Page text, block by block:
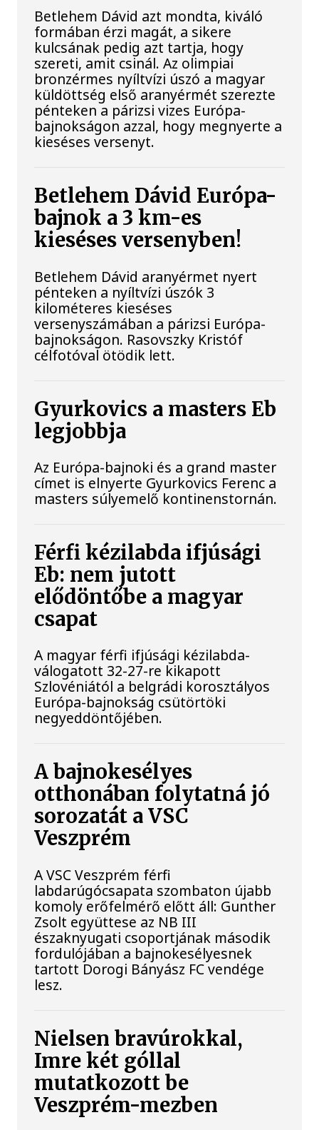
Betlehem Dávid azt mondta, kiváló
formában érzi magát, a sikere
kulcsának pedig azt tartja, hogy
szereti, amit csinál. Az olimpiai
bronzérmes nyíltvízi úszó a magyar
küldöttség első aranyérmét szerezte
pénteken a párizsi vizes Európa-
bajnokságon azzal, hogy megnyerte a
kieséses versenyt.
Betlehem Dávid Európa-
bajnok a 3 km-es
kieséses versenyben!
Betlehem Dávid aranyérmet nyert
pénteken a nyíltvízi úszók 3
kilométeres kieséses
versenyszámában a párizsi Európa-
bajnokságon. Rasovszky Kristóf
célfotóval ötödik lett.
Gyurkovics a masters Eb
legjobbja
Az Európa-bajnoki és a grand master
címet is elnyerte Gyurkovics Ferenc a
masters súlyemelő kontinenstornán.
Férfi kézilabda ifjúsági
Eb: nem jutott
elődöntőbe a magyar
csapat
A magyar férfi ifjúsági kézilabda-
válogatott 32-27-re kikapott
Szlovéniától a belgrádi korosztályos
Európa-bajnokság csütörtöki
negyeddöntőjében.
A bajnokesélyes
otthonában folytatná jó
sorozatát a VSC
Veszprém
A VSC Veszprém férfi
labdarúgócsapata szombaton újabb
komoly erőfelmérő előtt áll: Gunther
Zsolt együttese az NB III
északnyugati csoportjának második
fordulójában a bajnokesélyesnek
tartott Dorogi Bányász FC vendége
lesz.
Nielsen bravúrokkal,
Imre két góllal
mutatkozott be
Veszprém-mezben